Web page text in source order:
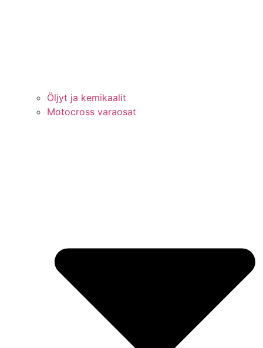
Öljyt ja kemikaalit
Motocross varaosat